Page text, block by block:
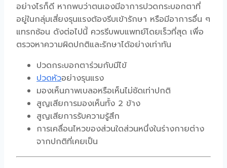
อย่างไรก็ดี หากพบว่าตนเองมีอาการปวดกระบอกตาที่
อยู่ในกลุ่มเสี่ยงรุนแรงต้องรีบเข้ารักษา หรือมีอาการอื่น ๆ
แทรกซ้อน ดังต่อไปนี้ ควรรีบพบแพทย์โดยเร็วที่สุด เพื่อ
ตรวจหาความผิดปกติและรักษาได้อย่างเท่าทัน
ปวดกระบอกตาร่วมกับมีไข้
ปวดหัวอย่างรุนแรง
มองเห็นภาพเบลอหรือเห็นไม่ชัดเท่าปกติ
สูญเสียการมองเห็นทั้ง 2 ข้าง
สูญเสียการรับความรู้สึก
การเคลื่อนไหวของส่วนใดส่วนหนึ่งในร่างกายต่าง
จากปกติที่เคยเป็น